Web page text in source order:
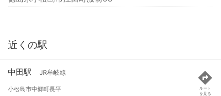
近くの駅
中田駅 JR牟岐線
小松島市中郷町長平
ルート
を見る